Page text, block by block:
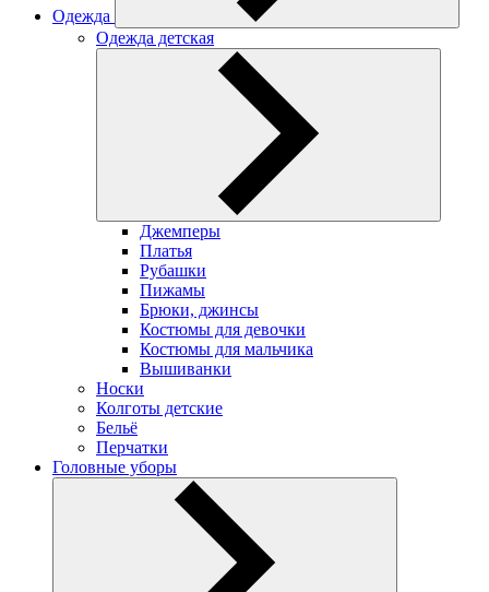
Одежда
Одежда детская
Джемперы
Платья
Рубашки
Пижамы
Брюки, джинсы
Костюмы для девочки
Костюмы для мальчика
Вышиванки
Носки
Колготы детские
Бельё
Перчатки
Головные уборы